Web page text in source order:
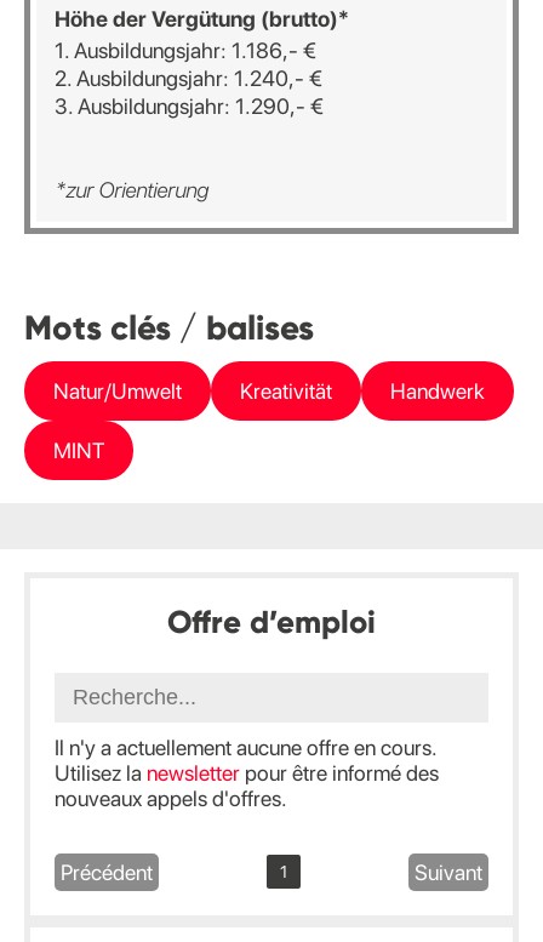
Höhe der Vergütung (brutto)*
1. Ausbildungsjahr: 1.186,- €
2. Ausbildungsjahr: 1.240,- €
3. Ausbildungsjahr: 1.290,- €
*zur Orientierung
Mots clés / balises
Natur/Umwelt Kreativität Handwerk
MINT
Offre d’emploi
Il n'y a actuellement aucune offre en cours.
Utilisez la newsletter pour être informé des
nouveaux appels d'offres.
Précédent 1 Suivant